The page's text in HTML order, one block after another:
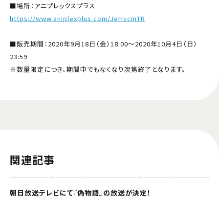
■場所：アニプレックスプラス
https://www.aniplexplus.com/JeHscmTR
■販売期間：2020年9月18日（金）18:00～2020年10月4日（日）
23:59
※数量限定につき、期間中でもなくなり次第終了となります。
関連記事
朝日放送テレビにて『偽物語』の放送が決定！